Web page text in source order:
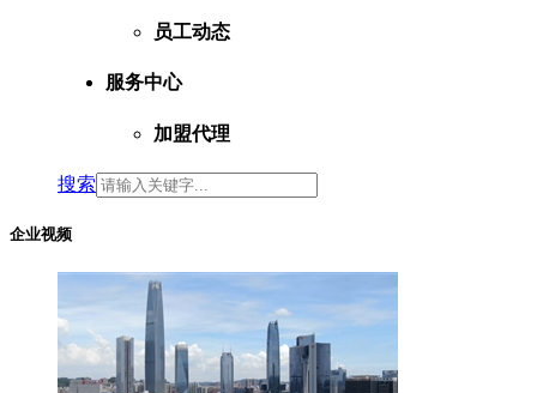
员工动态
服务中心
加盟代理
搜索
企业视频